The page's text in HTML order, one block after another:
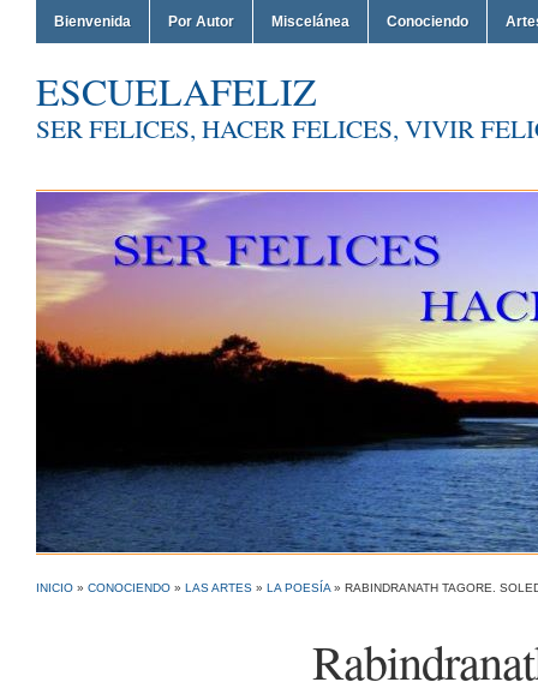
Bienvenida Por Autor Miscelánea Conociendo
ESCUELAFELIZ
SER FELICES, HACER FELICES, VIVIR
INICIO » CONOCIENDO » LAS ARTES » LA POESÍA » RABINDRANATH TAGORE.